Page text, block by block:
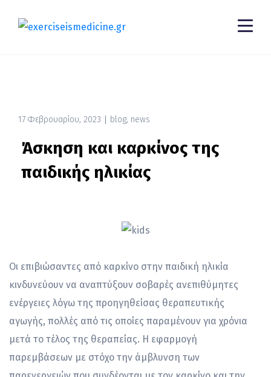
17 Φεβρουαρίου, 2023 blog, news
Άσκηση και καρκίνος της
παιδικής ηλικίας
Οι επιβιώσαντες από καρκίνο στην παιδική ηλικία
κινδυνεύουν να αναπτύξουν σοβαρές ανεπιθύμητες
ενέργειες λόγω της προηγηθείσας θεραπευτικής
αγωγής, πολλές από τις οποίες παραμένουν για χρόνια
μετά το τέλος της θεραπείας. Η εφαρμογή
παρεμβάσεων με στόχο την άμβλυνση των